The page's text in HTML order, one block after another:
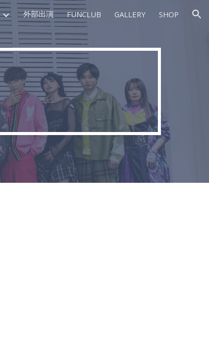
外部出演 FUNCLUB GALLERY SHOP